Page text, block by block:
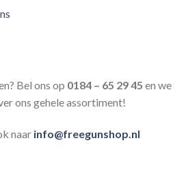
Bel ons op 0184 – 65 29 45 en we
ons gehele assortiment!
naar info@freegunshop.nl